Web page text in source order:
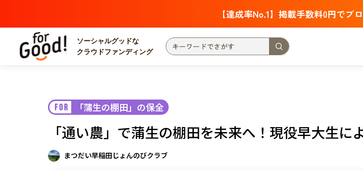
【達成率No.1】掲載手数料0円でプ
ソーシャルグッドな
クラウドファンディング
カテゴリーからさがす 国際協力
災害
社会貢献
地域からさがす 北海道・東北
FOR 「蒲生の棚田」の保全
「通い農」で蒲生の棚田を未来へ！現役早大生に
まつだい早稲田じょんのびクラブ